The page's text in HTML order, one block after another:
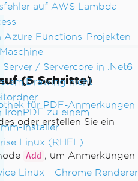
auf AWS Lambda
Functions-Projekten
/ Servercore in .Net6
nicht
IronPDF zu einem
Installer
Linux (RHEL)
Linux - Chrome Renderer
(5 Schritte)
für PDF-Anmerkungen
oder erstellen Sie ein
Add , um Anmerkungen